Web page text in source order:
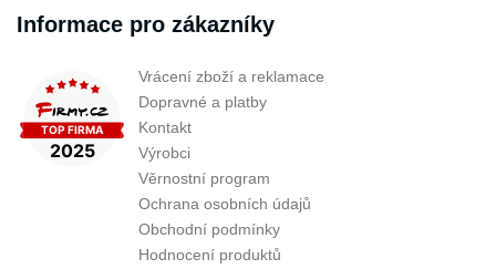
Informace pro zákazníky
Vrácení zboží a reklamace
Dopravné a platby
Kontakt
Výrobci
Věrnostní program
Ochrana osobních údajů
Obchodní podmínky
Hodnocení produktů